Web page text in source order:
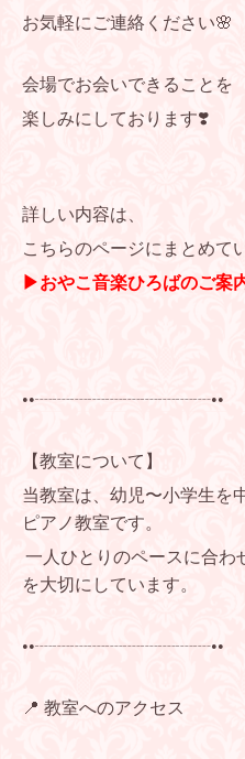
お気軽にご連絡ください🌸
会場でお会いできることを
楽しみにしております❣️
詳しい内容は、
こちらのページにまとめ
▶おやこ音楽ひろばのご案
••┈┈┈┈┈┈┈┈┈┈••
【教室について】
当教室は、幼児〜小学生を
ピアノ教室です。
一人ひとりのペースに合わ
を大切にしています。
••┈┈┈┈┈┈┈┈┈┈••
📍 教室へのアクセス